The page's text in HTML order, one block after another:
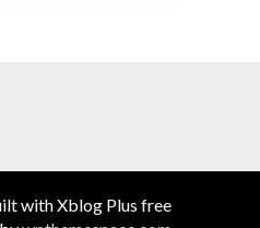
with Xblog Plus free